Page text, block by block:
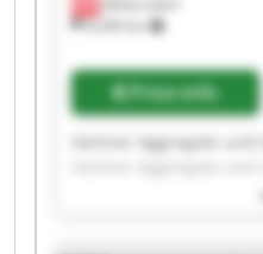
8,290 km
Price info
Hartner Aggregate
Hartner Aggregate
Hartner Aggregate